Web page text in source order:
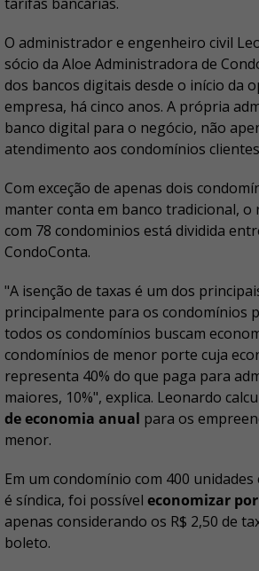
O administrador e engenheiro civil
sócio da Aloe Administradora de
dos bancos digitais desde o início da
empresa, há cinco anos. A própria
banco digital para o negócio, não
atendimento aos condomínios
Com exceção de apenas dois
manter conta em banco tradicional, o
com 78 condominios está dividida
CondoConta.
"A isenção de taxas é um dos
principalmente para os condomínios
todos os condomínios buscam
condomínios de menor porte cuja
representa 40% do que paga para
maiores, 10%", explica. Leonardo
de economia anual para os
menor.
Em um condomínio com 400
é síndica, foi possível economizar
apenas considerando os R$ 2,50 de
boleto.